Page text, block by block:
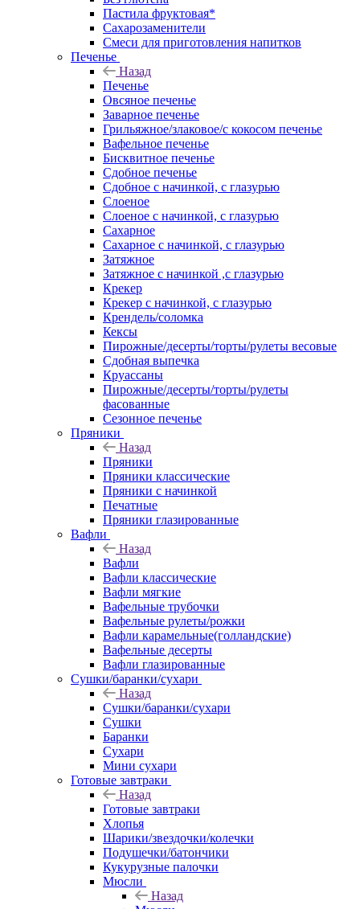
Пастила фруктовая*
Сахарозаменители
Смеси для приготовления напитков
Печенье
Назад
Печенье
Овсяное печенье
Заварное печенье
Грильяжное/злаковое/с кокосом печенье
Вафельное печенье
Бисквитное печенье
Сдобное печенье
Сдобное с начинкой, с глазурью
Слоеное
Слоеное с начинкой, с глазурью
Сахарное
Сахарное с начинкой, с глазурью
Затяжное
Затяжное с начинкой ,с глазурью
Крекер
Крекер с начинкой, с глазурью
Крендель/соломка
Кексы
Пирожные/десерты/торты/рулеты весовые
Сдобная выпечка
Круассаны
Пирожные/десерты/торты/рулеты
фасованные
Сезонное печенье
Пряники
Назад
Пряники
Пряники классические
Пряники с начинкой
Печатные
Пряники глазированные
Вафли
Назад
Вафли
Вафли классические
Вафли мягкие
Вафельные трубочки
Вафельные рулеты/рожки
Вафли карамельные(голландские)
Вафельные десерты
Вафли глазированные
Сушки/баранки/сухари
Назад
Сушки/баранки/сухари
Сушки
Баранки
Сухари
Мини сухари
Готовые завтраки
Назад
Готовые завтраки
Хлопья
Шарики/звездочки/колечки
Подушечки/батончики
Кукурузные палочки
Мюсли
Назад